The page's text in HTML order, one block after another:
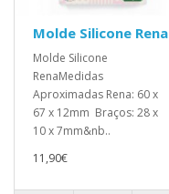
Molde Silicone Rena
Molde Silicone
RenaMedidas
Aproximadas Rena: 60 x
67 x 12mm Braços: 28 x
10 x 7mm&nb..
11,90€